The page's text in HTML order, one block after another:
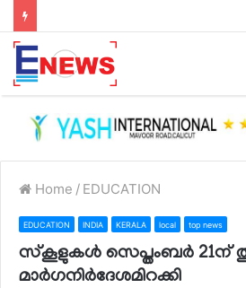
Home / EDUCATION
EDUCATION INDIA KERALA local top news
സ്‌കൂളുകള്‍ സെപ്തംബര്‍ 21ന്
മാര്‍ഗനിര്‍ദേശമിറക്കി